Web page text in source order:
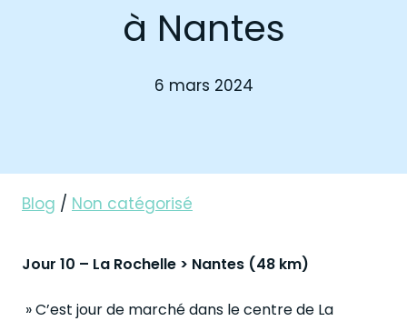
à Nantes
6 mars 2024
Blog / Non catégorisé
Jour 10 – La Rochelle > Nantes (48 km)
» C’est jour de marché dans le centre de La